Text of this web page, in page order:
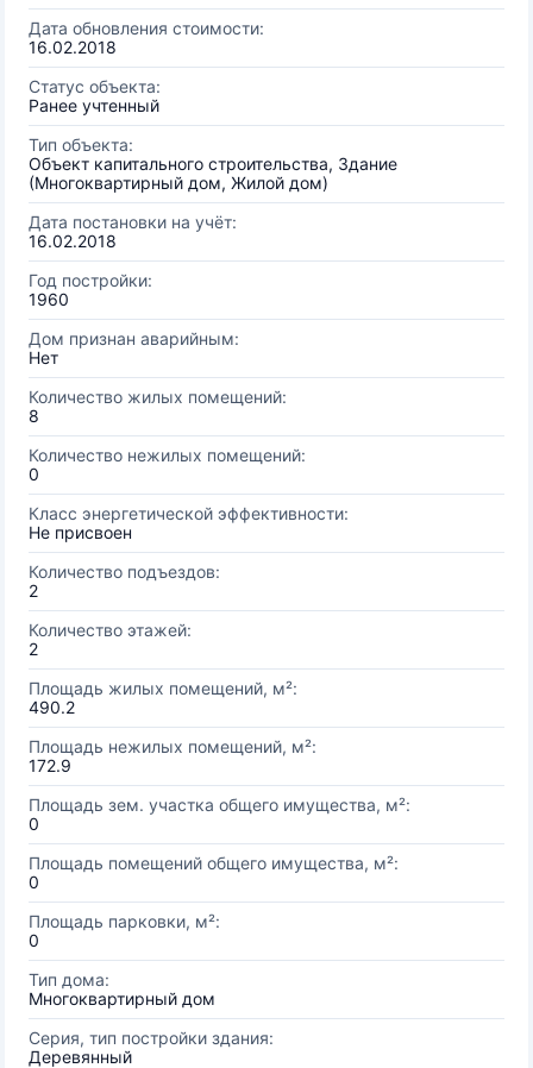
Дата обновления стоимости:
16.02.2018
Статус объекта:
Ранее учтенный
Тип объекта:
Объект капитального строительства, Здание
(Многоквартирный дом, Жилой дом)
Дата постановки на учёт:
16.02.2018
Год постройки:
1960
Дом признан аварийным:
Нет
Количество жилых помещений:
8
Количество нежилых помещений:
0
Класс энергетической эффективности:
Не присвоен
Количество подъездов:
2
Количество этажей:
2
Площадь жилых помещений, м²:
490.2
Площадь нежилых помещений, м²:
172.9
Площадь зем. участка общего имущества, м²:
0
Площадь помещений общего имущества, м²:
0
Площадь парковки, м²:
0
Тип дома:
Многоквартирный дом
Серия, тип постройки здания:
Деревянный